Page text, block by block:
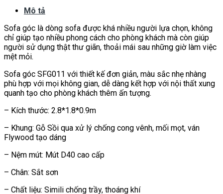
Mô tả
Sofa góc là dòng sofa được khá nhiều người lựa chọn, không
chỉ giúp tạo nhiều phong cách cho phòng khách mà còn giúp
người sử dụng thật thư giãn, thoải mái sau những giờ làm việc
mệt mỏi.
Sofa góc SFG011 với thiết kế đơn giản, màu sắc nhẹ nhàng
phù hợp với mọi không gian, dễ dàng kết hợp với nội thất xung
quanh tạo cho phòng khách thêm ấn tượng.
– Kích thước: 2.8*1.8*0.9m
– Khung: Gỗ Sồi qua xử lý chống cong vênh, mối mọt, ván
Flywood tạo dáng
– Nệm mút: Mút D40 cao cấp
– Chân: Sắt sơn
– Chất liệu: Simili chống trầy, thoáng khí